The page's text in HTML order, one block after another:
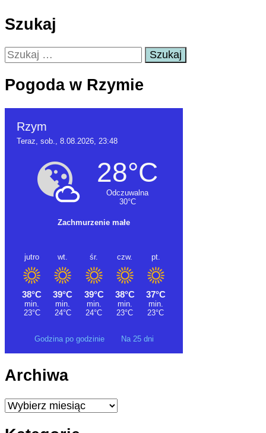
Szukaj
Szukaj:
Pogoda w Rzymie
Godzina po godzinie Na 25 dni
Archiwa
Archiwa